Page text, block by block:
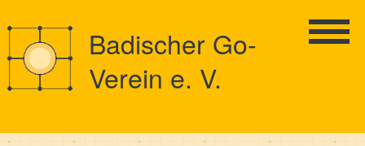
Badischer Go-
Verein e. V.